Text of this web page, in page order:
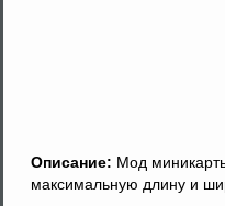
Описание: Мод
максимальную длину и